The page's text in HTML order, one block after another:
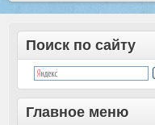
Поиск по сайту
Главное меню